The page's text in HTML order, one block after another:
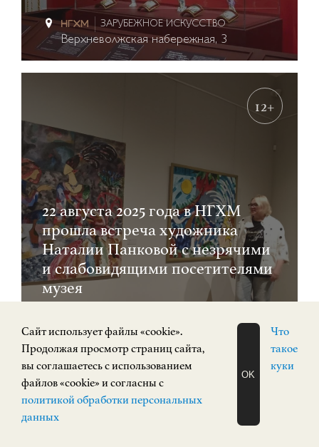
ЗАРУБЕЖНОЕ ИСКУССТВО
Верхневолжская набережная, 3
12+
22 августа 2025 года в НГХМ
прошла встреча художника
Наталии Панковой с незрячими
и слабовидящими посетителями
музея
Площадь Минина и Пожарского, 2/2
ЗАПИСАТЬСЯ
НА ЭКСКУРСИЮ
Cайт использует файлы «cookie».
Продолжая просмотр страниц сайта,
вы соглашаетесь с использованием
файлов «cookie» и согласны с
политикой обработки персональных
данных
OK
Что
такое
куки